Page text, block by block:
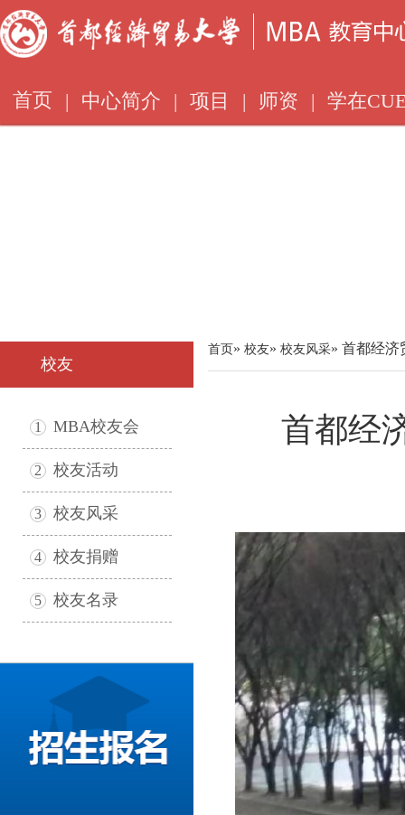
首页 | 中心简介 | 项目 | 师资 | 学在
校友
1 MBA校友会
2 校友活动
3 校友风采
4 校友捐赠
5 校友名录
首页» 校友» 校友风采» 首都经
首都经